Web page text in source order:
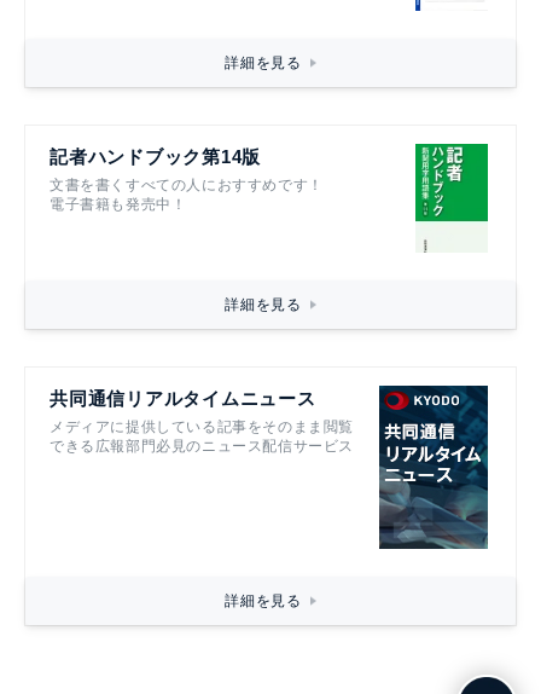
詳細を見る
記者ハンドブック第14版
文書を書くすべての人におすすめです！
電子書籍も発売中！
詳細を見る
共同通信リアルタイムニュース
メディアに提供している記事をそのまま閲覧
できる広報部門必見のニュース配信サービス
詳細を見る